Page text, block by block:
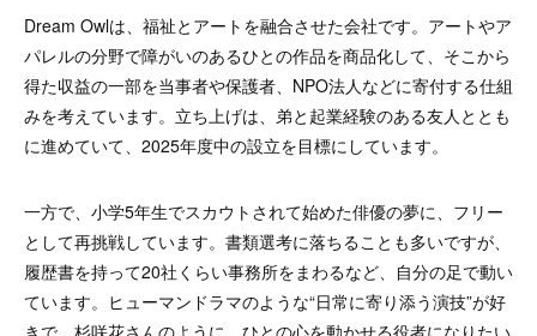
Dream Owlは、福祉とアートを融合させた会社です。アートやア
パレルの分野で障がいのあるひとの作品を商品化して、そこから
得た収益の一部を当事者や保護者、NPO法人などに寄付する仕組
みを考えています。立ち上げは、弟と起業経験のある友人ととも
に進めていて、2025年度中の設立を目標にしています。
一方で、小学5年生でスカウトされて始めた俳優の夢に、フリー
として再挑戦しています。書類選考に落ちることも多いですが、
履歴書を持って20社くらい事務所をまわるなど、自分の足で動い
ています。ヒューマンドラマのような“日常に寄り添う演技”が好
きで、杉咲花さんのように、ひとの心を動かせる役者になりたい